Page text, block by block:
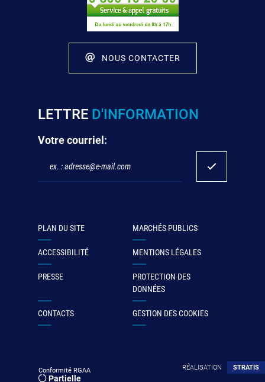
NOUS CONTACTER
LETTRE D'INFORMATION
Votre courriel:
PLAN DU SITE MARCHÉS PUBLICS
ACCESSIBILITÉ MENTIONS LÉGALES
PRESSE
PROTECTION DES
DONNÉES
CONTACTS GESTION DES COOKIES
Conformité RGAA
Partielle
RÉALISATION STRATIS